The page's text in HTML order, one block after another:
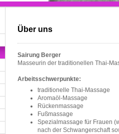
Über uns
Sairung Berger
Masseurin der traditionellen Thai-
Arbeitsschwerpunkte:
traditionelle Thai-Massage
Aromaöl-Massage
Rückenmassage
Fußmassage
Spezialmassage für Frauen
nach der Schwangerschaft